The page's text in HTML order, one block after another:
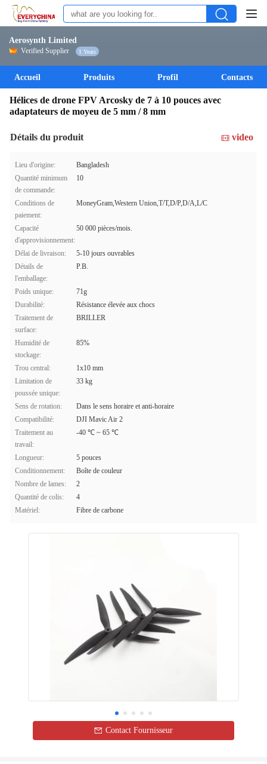
Aerosynth Limited
Verified Supplier 1 Years
Accueil Produits Profil Contacts
Hélices de drone FPV Arcosky de 7 à 10 pouces avec
adaptateurs de moyeu de 5 mm / 8 mm
Détails du produit video
Lieu d'origine:
Bangladesh
Quantité minimum
de commande:
10
Conditions de
paiement:
MoneyGram,Western Union,T/T,D/P,D/A,L/C
Capacité
d'approvisionnement:
50 000 pièces/mois.
Délai de livraison:
5-10 jours ouvrables
Détails de
l'emballage:
P.B.
Poids unique:
71g
Durabilité:
Résistance élevée aux chocs
Traitement de
surface:
BRILLER
Humidité de
stockage:
85%
Trou central:
1x10 mm
Limitation de
poussée unique:
33 kg
Sens de rotation:
Dans le sens horaire et anti-horaire
Compatibilité:
DJI Mavic Air 2
Traitement au
travail:
-40 ℃ ~ 65 ℃
Longueur:
5 pouces
Conditionnement:
Boîte de couleur
Nombre de lames:
2
Quantité de colis:
4
Matériel:
Fibre de carbone
Contact Fournisseur